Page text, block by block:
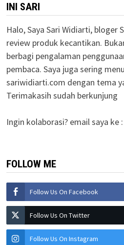
INI SARI
Halo, Saya Sari Widiarti, bloger
review produk kecantikan.
berbagi pengalaman
pembaca. Saya juga sering
sariwidiarti.com dengan tema
Terimakasih sudah berkunjung
Ingin kolaborasi? email saya ke :
FOLLOW ME
Follow Us On Facebook
Follow Us On Twitter
Follow Us On Instagram